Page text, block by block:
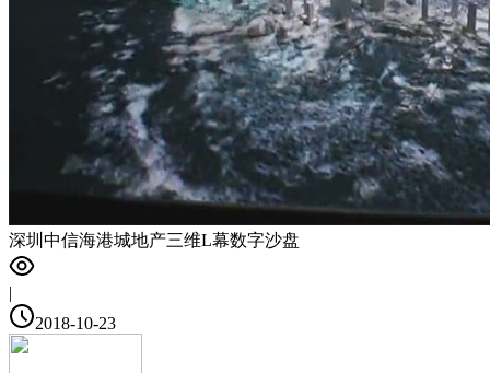
深圳中信海港城地产三维L幕数字沙盘
|
2018-10-23